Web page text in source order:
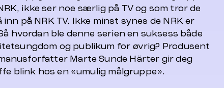
ikke ser noe særlig på TV og som tror de
inn på NRK TV. Ikke minst synes de NRK er
hvordan ble denne serien en suksess både
og publikum for øvrig? Produsent
Marte Sunde Härter gir deg
blink hos en «umulig målgruppe».